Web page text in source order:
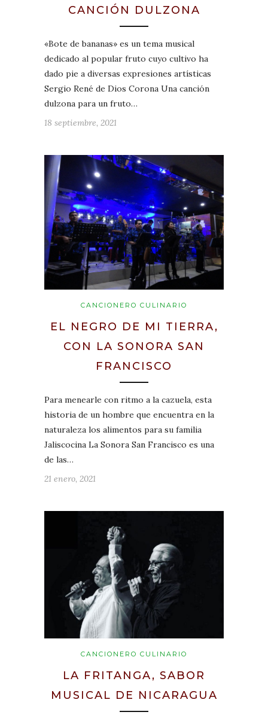
CANCIÓN DULZONA
«Bote de bananas» es un tema musical
dedicado al popular fruto cuyo cultivo ha
dado pie a diversas expresiones artísticas
Sergio René de Dios Corona Una canción
dulzona para un fruto…
18 septiembre, 2021
CANCIONERO CULINARIO
EL NEGRO DE MI TIERRA,
CON LA SONORA SAN
FRANCISCO
Para menearle con ritmo a la cazuela, esta
historia de un hombre que encuentra en la
naturaleza los alimentos para su familia
Jaliscocina La Sonora San Francisco es una
de las…
21 enero, 2021
CANCIONERO CULINARIO
LA FRITANGA, SABOR
MUSICAL DE NICARAGUA